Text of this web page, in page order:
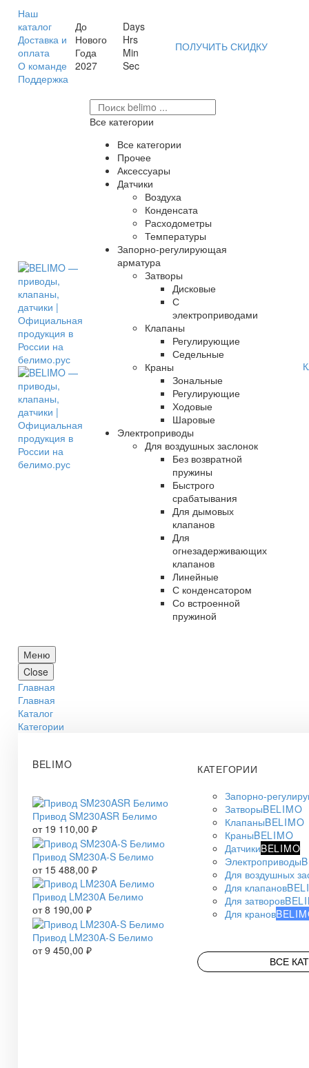
Наш
каталог
Доставка и
оплата
О команде
Поддержка
До
Нового
Года
2027
Days
Hrs
Min
Sec
ПОЛУЧИТЬ СКИДКУ
Все категории
Все категории
Прочее
Аксессуары
Датчики
Воздуха
Конденсата
Расходометры
Температуры
Запорно-регулирующая
арматура
Затворы
Дисковые
С
электроприводами
Клапаны
Регулирующие
Седельные
Краны
Зональные
Регулирующие
Ходовые
Шаровые
Электроприводы
Для воздушных заслонок
Без возвратной
пружины
Быстрого
срабатывания
Для дымовых
клапанов
Для
огнезадерживающих
клапанов
Линейные
С конденсатором
Со встроенной
пружиной
Меню
Close
Главная
Главная
Каталог
Категории
BELIMO
Привод SM230ASR Белимо
от 19 110,00 ₽
Привод SM230A-S Белимо
от 15 488,00 ₽
Привод LM230A Белимо
от8 190,00 ₽
Привод LM230A-S Белимо
от9 450,00 ₽
КАТЕГОРИИ
Запорно-
ЗатворыBELIMO
КлапаныBELIMO
КраныBELIMO
ДатчикиBELIMO
Электроприводы
Для воздушных
Для клапанов
Для затворов
Для кранов
ВСЕ